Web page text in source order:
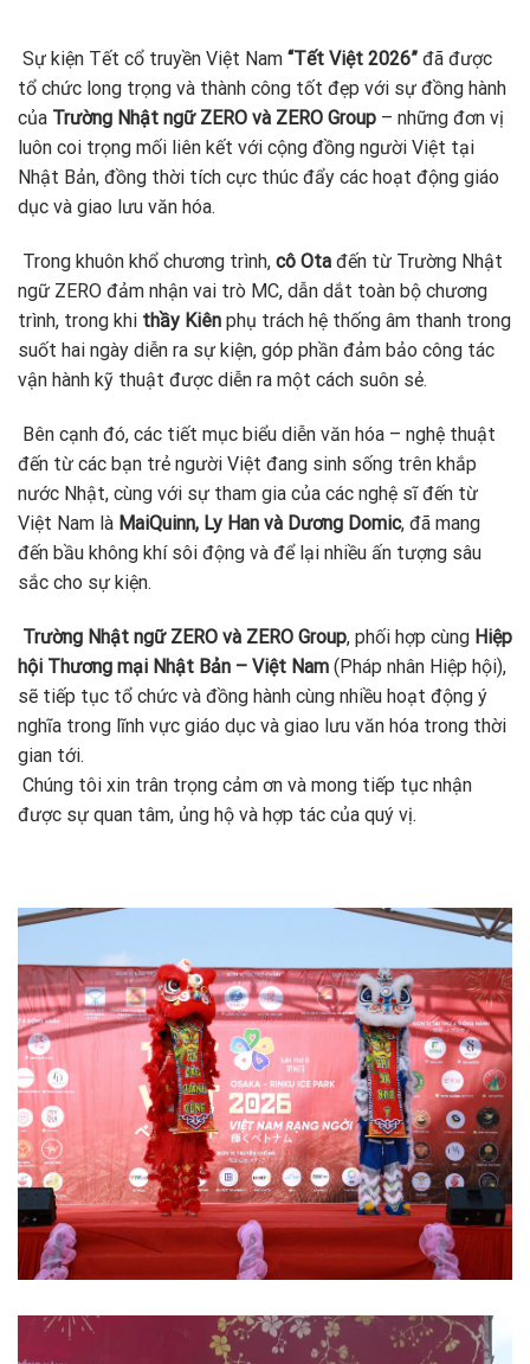
Sự kiện Tết cổ truyền Việt Nam “Tết Việt 2026” đã được
tổ chức long trọng và thành công tốt đẹp với sự đồng hành
của Trường Nhật ngữ ZERO và ZERO Group – những đơn vị
luôn coi trọng mối liên kết với cộng đồng người Việt tại
Nhật Bản, đồng thời tích cực thúc đẩy các hoạt động giáo
dục và giao lưu văn hóa.
Trong khuôn khổ chương trình, cô Ota đến từ Trường Nhật
ngữ ZERO đảm nhận vai trò MC, dẫn dắt toàn bộ chương
trình, trong khi thầy Kiên phụ trách hệ thống âm thanh trong
suốt hai ngày diễn ra sự kiện, góp phần đảm bảo công tác
vận hành kỹ thuật được diễn ra một cách suôn sẻ.
Bên cạnh đó, các tiết mục biểu diễn văn hóa – nghệ thuật
đến từ các bạn trẻ người Việt đang sinh sống trên khắp
nước Nhật, cùng với sự tham gia của các nghệ sĩ đến từ
Việt Nam là MaiQuinn, Ly Han và Dương Domic, đã mang
đến bầu không khí sôi động và để lại nhiều ấn tượng sâu
sắc cho sự kiện.
Trường Nhật ngữ ZERO và ZERO Group, phối hợp cùng Hiệp
hội Thương mại Nhật Bản – Việt Nam (Pháp nhân Hiệp hội),
sẽ tiếp tục tổ chức và đồng hành cùng nhiều hoạt động ý
nghĩa trong lĩnh vực giáo dục và giao lưu văn hóa trong thời
gian tới.
Chúng tôi xin trân trọng cảm ơn và mong tiếp tục nhận
được sự quan tâm, ủng hộ và hợp tác của quý vị.